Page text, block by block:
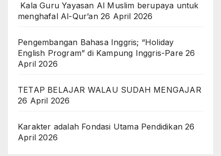
Kala Guru Yayasan Al Muslim berupaya untuk
menghafal Al-Qur’an 26 April 2026
Pengembangan Bahasa Inggris; “Holiday
English Program” di Kampung Inggris-Pare 26
April 2026
TETAP BELAJAR WALAU SUDAH MENGAJAR
26 April 2026
Karakter adalah Fondasi Utama Pendidikan 26
April 2026